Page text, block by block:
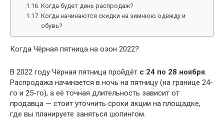
Когда будет день распродаж?
Когда начинаются скидки на зимнюю одежду и
обувь?
Когда Чёрная пятница на озон 2022?
В 2022 году Чёрная пятница пройдёт с 24 по 28 ноября.
Распродажа начинается в ночь на пятницу (на границе 24-
го и 25-го), а её точная длительность зависит от
продавца — стоит уточнить сроки акции на площадке,
где вы планируете заняться шопингом.